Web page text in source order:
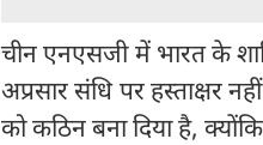
चीन एनएसजी में भारत के
अप्रसार संधि पर हस्ताक्षर
को कठिन बना दिया है,